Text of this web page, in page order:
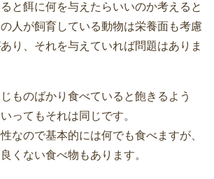
と餌に何を与えたらいいのか考えると
人が飼育している動物は栄養面も考慮
り、それを与えていれば問題はありま
ものばかり食べていると飽きるよう
ってもそれは同じです。
なので基本的には何でも食べますが、
くない食べ物もあります。